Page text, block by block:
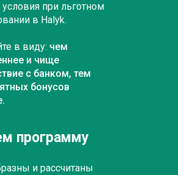
при льготном
в Halyk.
в виду: чем
и чище
с банком, тем
бонусов
и рассчитаны
программу